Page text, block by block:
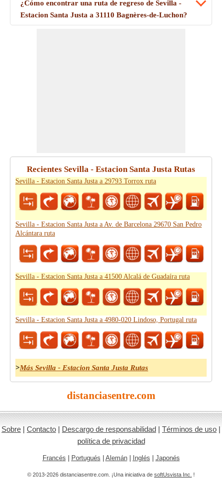
¿Cómo encontrar una ruta de regreso de Sevilla -
Estacion Santa Justa a 31110 Bagnères-de-Luchon?
Recientes Sevilla - Estacion Santa Justa Rutas
Sevilla - Estacion Santa Justa a 29793 Torrox ruta
Sevilla - Estacion Santa Justa a Av. de Barcelona 29670 San Pedro
Alcántara ruta
Sevilla - Estacion Santa Justa a 41500 Alcalá de Guadaíra ruta
Sevilla - Estacion Santa Justa a 4980-020 Lindoso, Portugal ruta
>Más Sevilla - Estacion Santa Justa Rutas
distanciasentre.com
Sobre | Contacto | Descargo de responsabilidad | Términos de uso |
política de privacidad
Francés Portugués Alemán| Inglés Japonés
© 2013-2026 distanciasentre.com. ¡Una iniciativa de softUsvista Inc. !